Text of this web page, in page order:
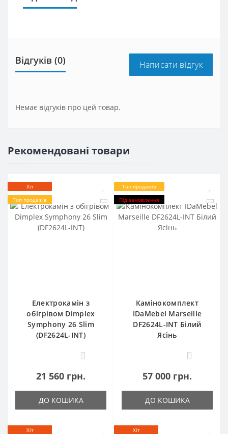
Відгуків (0) Написати відгук
Немає відгуків про цей товар.
Рекомендовані товари
Хіт
Топ продажів
Електрокамін з
обігрівом Dimplex
Symphony 26 Slim
(DF2624L-INT)
0
21 560 грн.
ДО КОШИКА
Топ продажів
Під замовлення
Камінокомплект
IDaMebel Marseille
DF2624L-INT Білий
Ясінь
0
57 000 грн.
ДО КОШИКА
Хіт
Хіт